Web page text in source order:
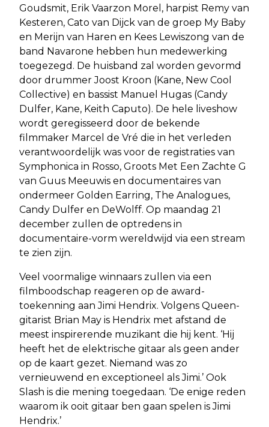
Goudsmit, Erik Vaarzon Morel, harpist Remy van
Kesteren, Cato van Dijck van de groep My Baby
en Merijn van Haren en Kees Lewiszong van de
band Navarone hebben hun medewerking
toegezegd. De huisband zal worden gevormd
door drummer Joost Kroon (Kane, New Cool
Collective) en bassist Manuel Hugas (Candy
Dulfer, Kane, Keith Caputo). De hele liveshow
wordt geregisseerd door de bekende
filmmaker Marcel de Vré die in het verleden
verantwoordelijk was voor de registraties van
Symphonica in Rosso, Groots Met Een Zachte G
van Guus Meeuwis en documentaires van
ondermeer Golden Earring, The Analogues,
Candy Dulfer en DeWolff. Op maandag 21
december zullen de optredens in
documentaire-vorm wereldwijd via een stream
te zien zijn.
Veel voormalige winnaars zullen via een
filmboodschap reageren op de award-
toekenning aan Jimi Hendrix. Volgens Queen-
gitarist Brian May is Hendrix met afstand de
meest inspirerende muzikant die hij kent. ‘Hij
heeft het de elektrische gitaar als geen ander
op de kaart gezet. Niemand was zo
vernieuwend en exceptioneel als Jimi.’ Ook
Slash is die mening toegedaan. ‘De enige reden
waarom ik ooit gitaar ben gaan spelen is Jimi
Hendrix.’